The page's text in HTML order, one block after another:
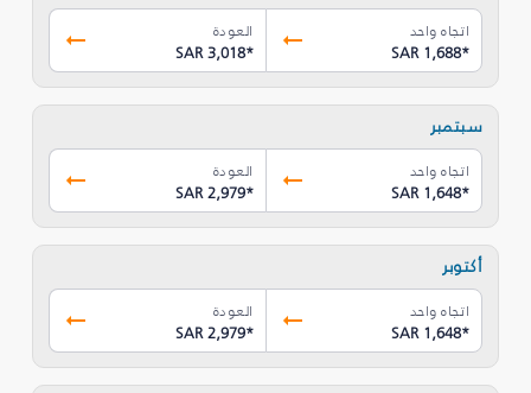
اتجاه واحد
SAR 1,688*
العودة
SAR 3,018*
سبتمبر
اتجاه واحد
SAR 1,648*
العودة
SAR 2,979*
أكتوبر
اتجاه واحد
SAR 1,648*
العودة
SAR 2,979*